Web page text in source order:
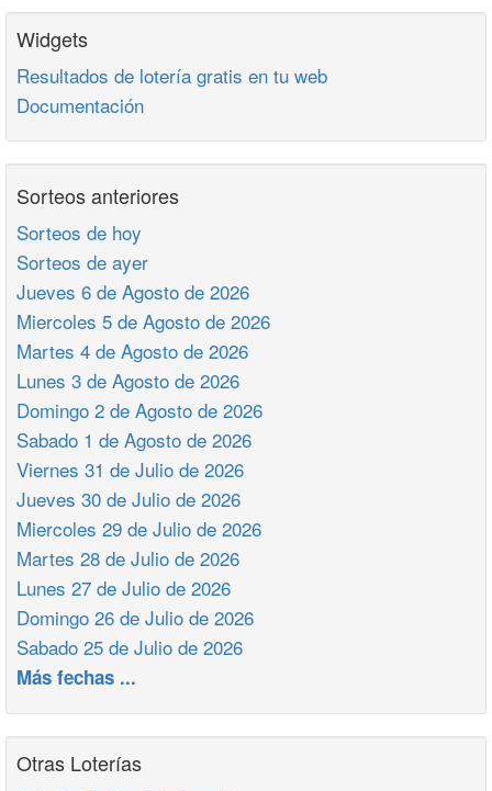
Widgets
Resultados de lotería gratis en tu web
Documentación
Sorteos anteriores
Sorteos de hoy
Sorteos de ayer
Jueves 6 de Agosto de 2026
Miercoles 5 de Agosto de 2026
Martes 4 de Agosto de 2026
Lunes 3 de Agosto de 2026
Domingo 2 de Agosto de 2026
Sabado 1 de Agosto de 2026
Viernes 31 de Julio de 2026
Jueves 30 de Julio de 2026
Miercoles 29 de Julio de 2026
Martes 28 de Julio de 2026
Lunes 27 de Julio de 2026
Domingo 26 de Julio de 2026
Sabado 25 de Julio de 2026
Más fechas ...
Otras Loterías